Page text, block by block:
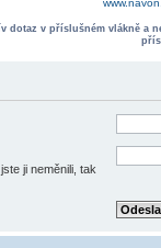
dotaz v příslušném vlákně a
ji neměnili, tak